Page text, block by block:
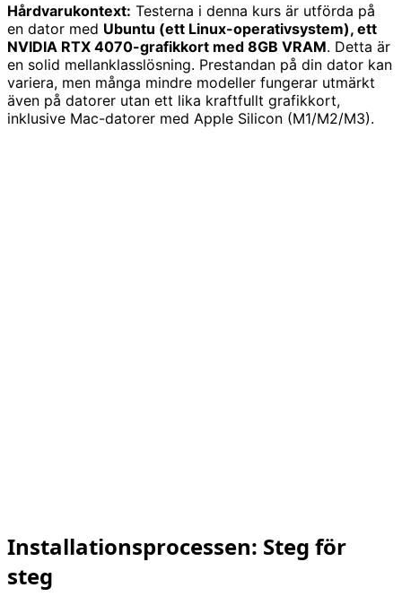
Hårdvarukontext: Testerna i denna kurs är utförda på
en dator med Ubuntu (ett Linux-operativsystem), ett
NVIDIA RTX 4070-grafikkort med 8GB VRAM. Detta är
en solid mellanklasslösning. Prestandan på din dator kan
variera, men många mindre modeller fungerar utmärkt
även på datorer utan ett lika kraftfullt grafikkort,
inklusive Mac-datorer med Apple Silicon (M1/M2/M3).
Installationsprocessen: Steg för
steg